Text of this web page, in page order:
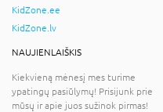
KidZone.ee
KidZone.lv
NAUJIENLAIŠKIS
Kiekvieną mėnesį mes turime
ypatingų pasiūlymų! Prisijunk prie
mūsų ir apie juos sužinok pirmas!